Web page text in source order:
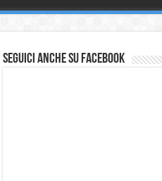
Seguici anche su Facebook